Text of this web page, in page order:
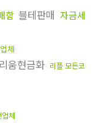
함 블테판매 자금세
체
움현금화 리플 모든코
체